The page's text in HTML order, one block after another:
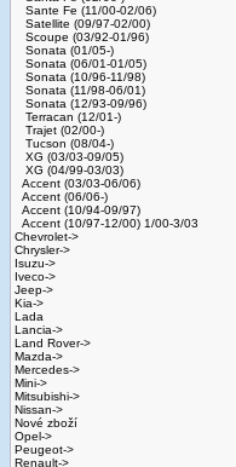
Sante Fe (11/00-02/06)
Satellite (09/97-02/00)
Scoupe (03/92-01/96)
Sonata (01/05-)
Sonata (06/01-01/05)
Sonata (10/96-11/98)
Sonata (11/98-06/01)
Sonata (12/93-09/96)
Terracan (12/01-)
Trajet (02/00-)
Tucson (08/04-)
XG (03/03-09/05)
XG (04/99-03/03)
Accent (03/03-06/06)
Accent (06/06-)
Accent (10/94-09/97)
Accent (10/97-12/00) 1/00-3/03
Chevrolet->
Chrysler->
Isuzu->
Iveco->
Jeep->
Kia->
Lada
Lancia->
Land Rover->
Mazda->
Mercedes->
Mini->
Mitsubishi->
Nissan->
Nové zboží
Opel->
Peugeot->
Renault->